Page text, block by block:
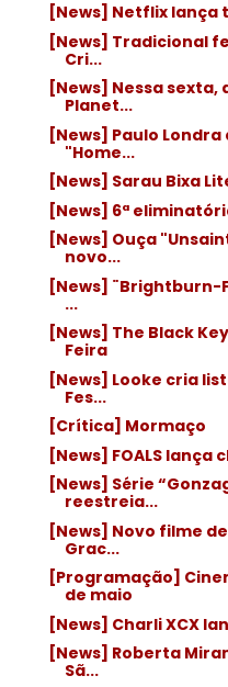
[News] Netflix lança
[News] Tradicional
Cri...
[News] Nessa sexta,
Planet...
[News] Paulo
"Home...
[News] Sarau Bixa
[News] 6ª
[News] Ouça
novo...
[News] ¨Brightburn-
...
[News] The Black
Feira
[News] Looke cria
Fes...
[Crítica] Mormaço
[News] FOALS lança
[News] Série
reestreia...
[News] Novo filme
Grac...
[Programação]
de maio
[News] Charli XCX
[News] Roberta
Sã...